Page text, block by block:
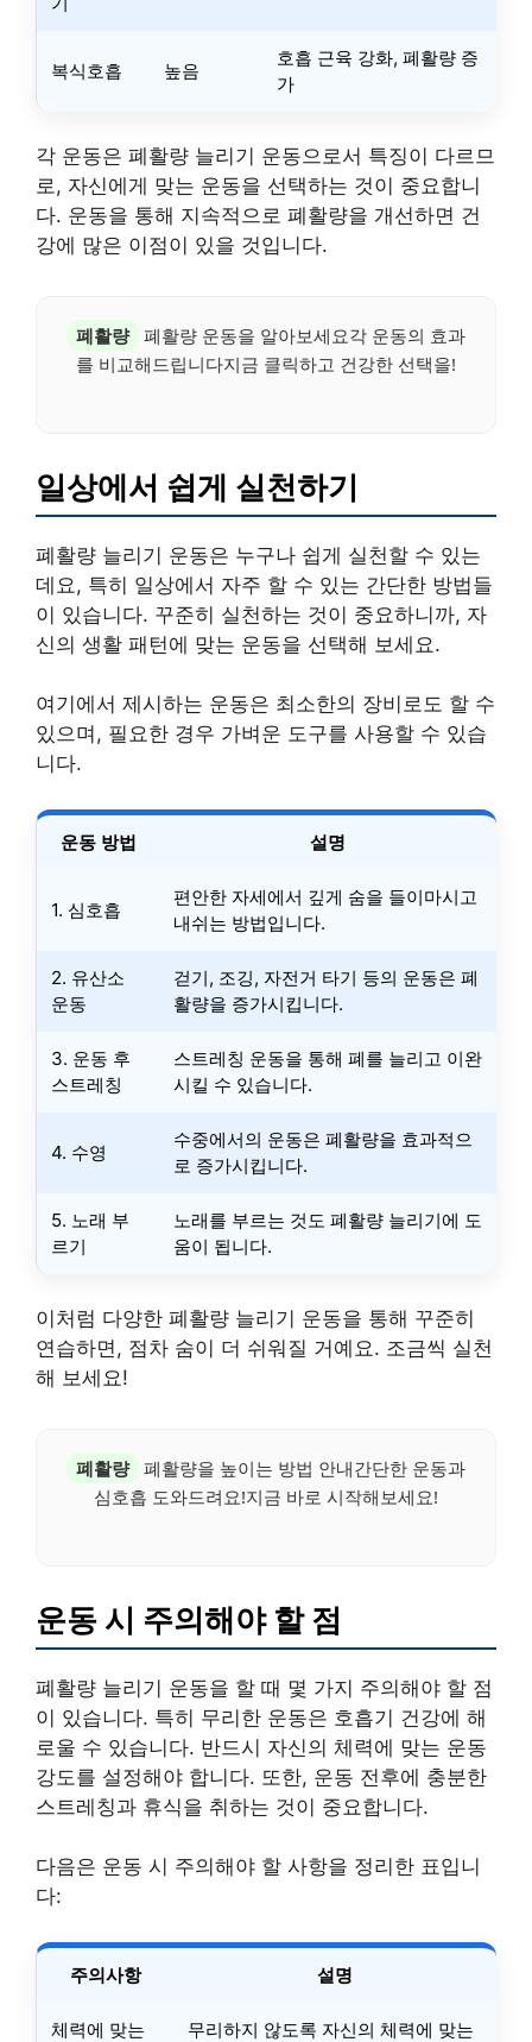
복식호흡 높음
호흡 근육 강화, 폐활량 증
가
각 운동은 폐활량 늘리기 운동으로서 특징이 다르므
로, 자신에게 맞는 운동을 선택하는 것이 중요합니
다. 운동을 통해 지속적으로 폐활량을 개선하면 건
강에 많은 이점이 있을 것입니다.
폐활량 폐활량 운동을 알아보세요각 운동의 효과
를 비교해드립니다지금 클릭하고 건강한 선택을!
일상에서 쉽게 실천하기
폐활량 늘리기 운동은 누구나 쉽게 실천할 수 있는
데요, 특히 일상에서 자주 할 수 있는 간단한 방법들
이 있습니다. 꾸준히 실천하는 것이 중요하니까, 자
신의 생활 패턴에 맞는 운동을 선택해 보세요.
여기에서 제시하는 운동은 최소한의 장비로도 할 수
있으며, 필요한 경우 가벼운 도구를 사용할 수 있습
니다.
운동 방법 설명
1. 심호흡
편안한 자세에서 깊게 숨을 들이마시고
내쉬는 방법입니다.
2. 유산소
운동
걷기, 조깅, 자전거 타기 등의 운동은 폐
활량을 증가시킵니다.
3. 운동 후
스트레칭
스트레칭 운동을 통해 폐를 늘리고 이완
시킬 수 있습니다.
4. 수영
수중에서의 운동은 폐활량을 효과적으
로 증가시킵니다.
5. 노래 부
르기
노래를 부르는 것도 폐활량 늘리기에 도
움이 됩니다.
이처럼 다양한 폐활량 늘리기 운동을 통해 꾸준히
연습하면, 점차 숨이 더 쉬워질 거예요. 조금씩 실천
해 보세요!
폐활량 폐활량을 높이는 방법 안내간단한 운동과
심호흡 도와드려요!지금 바로 시작해보세요!
운동 시 주의해야 할 점
폐활량 늘리기 운동을 할 때 몇 가지 주의해야 할 점
이 있습니다. 특히 무리한 운동은 호흡기 건강에 해
로울 수 있습니다. 반드시 자신의 체력에 맞는 운동
강도를 설정해야 합니다. 또한, 운동 전후에 충분한
스트레칭과 휴식을 취하는 것이 중요합니다.
다음은 운동 시 주의해야 할 사항을 정리한 표입니
다:
주의사항 설명
체력에 맞는
무리하지 않도록 자신의 체력에 맞는